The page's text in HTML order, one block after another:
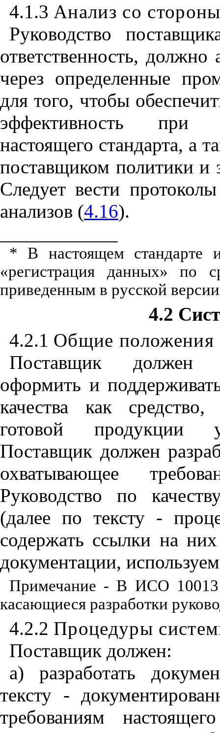
4.1.3 Анализ со
Руководство
ответственность, должно
через определенные
для того, чтобы
эффективность при
настоящего стандарта, а
поставщиком политики и
Следует вести
анализов (4.16).
* В настоящем стандарте
«регистрация данных» по
приведенным в русской
4.2
4.2.1 Общие положения
Поставщик должен
оформить и
качества как средство,
готовой продукции
Поставщик должен
охватывающее
Руководство по
(далее по тексту -
содержать ссылки на
документации,
Примечание - В ИСО 10013
касающиеся разработки
4.2.2 Процедуры
Поставщик должен:
а) разработать
тексту -
требованиям